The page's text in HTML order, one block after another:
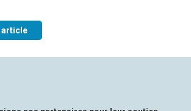
article